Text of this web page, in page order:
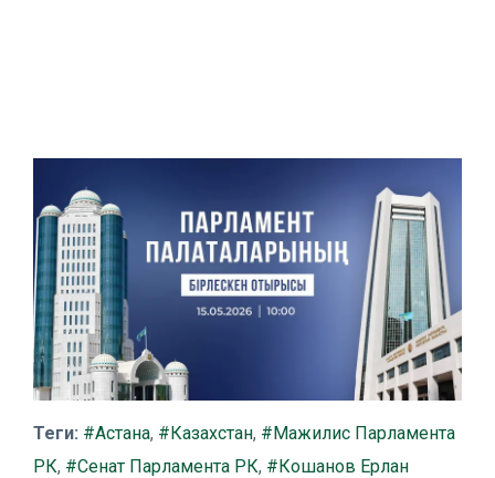
Теги: #Астана, #Казахстан, #Мажилис Парламента
РК, #Сенат Парламента РК, #Кошанов Ерлан